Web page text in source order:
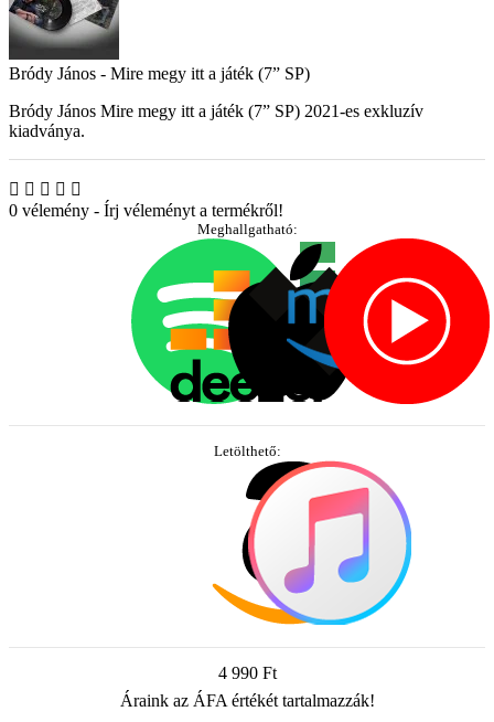
Bródy János - Mire megy itt a játék (7” SP)
Bródy János Mire megy itt a játék (7” SP) 2021-es exkluzív
kiadványa.
0 vélemény - Írj véleményt a termékről!
Meghallgatható:
Letölthető:
4 990 Ft
Áraink az ÁFA értékét tartalmazzák!